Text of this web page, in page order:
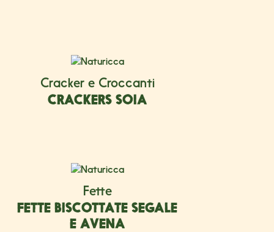
Cracker e Croccanti
CRACKERS SOIA
Fette
FETTE BISCOTTATE SEGALE
E AVENA